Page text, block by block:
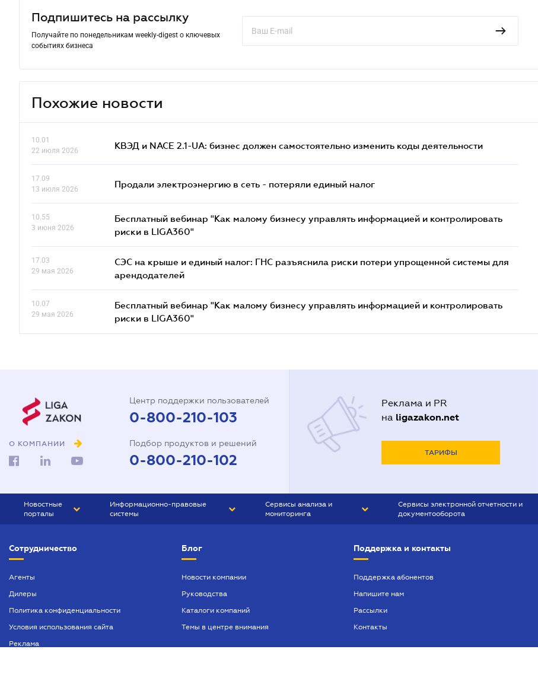
Подпишитесь на рассылку
Получайте по понедельникам weekly-digest о ключевых
событиях бизнеса
Похожие новости
10.01
22 июля 2026
КВЭД и NACE 2.1-UA: бизнес должен самостоятельно изменить коды деятельности
17.09
13 июля 2026
Продали электроэнергию в сеть - потеряли единый налог
10.55
3 июня 2026
Бесплатный вебинар "Как малому бизнесу управлять информацией и контролировать
риски в LIGA360"
17.03
29 мая 2026
СЭС на крыше и единый налог: ГНС разъяснила риски потери упрощенной системы для
арендодателей
10.07
29 мая 2026
Бесплатный вебинар "Как малому бизнесу управлять информацией и контролировать
риски в LIGA360"
О КОМПАНИИ
Центр поддержки пользователей
0-800-210-103
Подбор продуктов и решений
0-800-210-102
Реклама и PR
на ligazakon.net
ТАРИФЫ
Новостные
порталы
БИЗНЕС
Информационно-правовые
системы
БУХГАЛТЕР ПРОФ
ЮРИСТ ПРОФ
Сервисы анализа и
мониторинга
Сервисы электронной отчетности и
документооборота
Сотрудничество
Агенты
Дилеры
Политика конфиденциальности
Условия использования сайта
Реклама
Блог
Новости компании
Руководства
Каталоги компаний
Темы в центре внимания
Поддержка и контакты
Поддержка абонентов
Напишите нам
Рассылки
Контакты